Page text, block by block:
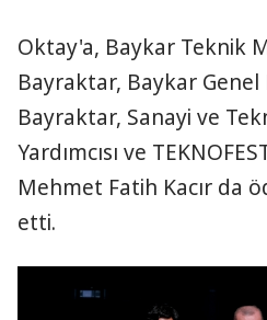
Oktay'a, Baykar Teknik
Bayraktar, Baykar
Bayraktar, Sanayi ve
Yardımcısı ve
Mehmet Fatih Kacır da
etti.